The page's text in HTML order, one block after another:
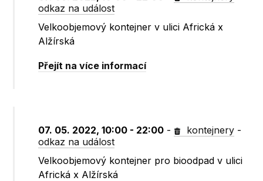
odkaz na událost
Velkoobjemový kontejner v ulici Africká x
Alžírská
Přejít na více informací
07. 05. 2022, 10:00 - 22:00 - kontejnery -
odkaz na událost
Velkoobjemový kontejner pro bioodpad v ulici
Africká x Alžírská